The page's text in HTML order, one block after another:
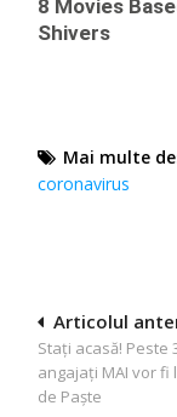
Mai multe
coronavirus
Navigare
în
articole
Articolul
Stați acasă! Peste
angajați MAI vor fi
de Paște